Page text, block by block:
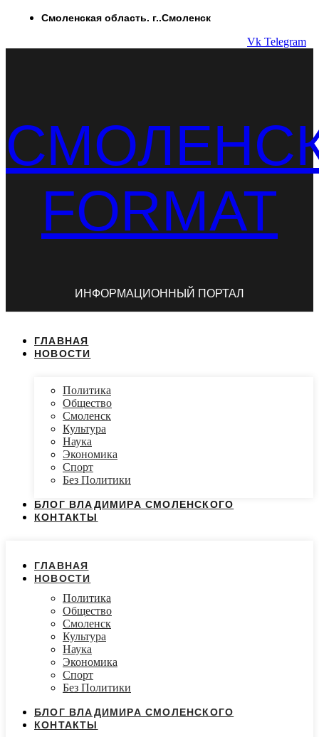
ПерейтиСмоленская область. г..Смоленск
Vk Telegram
FORMAT
ИНФОРМАЦИОННЫЙ ПОРТАЛ
ГЛАВНАЯ
НОВОСТИ
Политика
Общество
Смоленск
Культура
Наука
Экономика
Спорт
Без Политики
БЛОГ ВЛАДИМИРА СМОЛЕНСКОГО
КОНТАКТЫ
ГЛАВНАЯ
НОВОСТИ
Политика
Общество
Смоленск
Культура
Наука
Экономика
Спорт
Без Политики
БЛОГ ВЛАДИМИРА СМОЛЕНСКОГО
КОНТАКТЫ